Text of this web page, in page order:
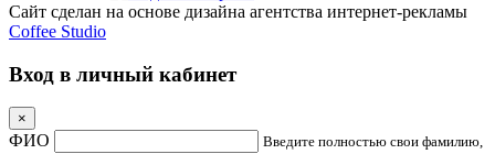
Сайт сделан на основе дизайна агентства интернет-рекламы
Coffee Studio
Вход в личный кабинет
×
ФИО
Введите полностью свои фамилию,